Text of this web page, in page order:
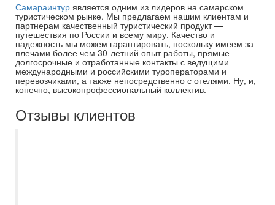
Самараинтур является одним из лидеров на самарском
туристическом рынке. Мы предлагаем нашим клиентам и
партнерам качественный туристический продукт —
путешествия по России и всему миру. Качество и
надежность мы можем гарантировать, поскольку имеем за
плечами более чем 30-летний опыт работы, прямые
долгосрочные и отработанные контакты с ведущими
международными и российскими туроператорами и
перевозчиками, а также непосредственно с отелями. Ну, и,
конечно, высокопрофессиональный коллектив.
Отзывы клиентов